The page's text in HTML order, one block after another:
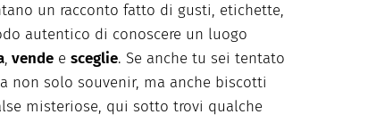
un racconto fatto di gusti, etichette,
autentico di conoscere un luogo
, vende e sceglie. Se anche tu sei tentato
non solo souvenir, ma anche biscotti
misteriose, qui sotto trovi qualche